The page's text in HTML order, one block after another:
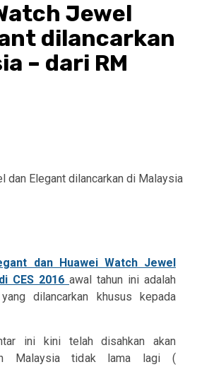
Jewel
dilancarkan
– dari RM
dan Huawei Watch Jewel
CES 2016 awal tahun ini adalah
dilancarkan khusus kepada
ini kini telah disahkan akan
Malaysia tidak lama lagi (